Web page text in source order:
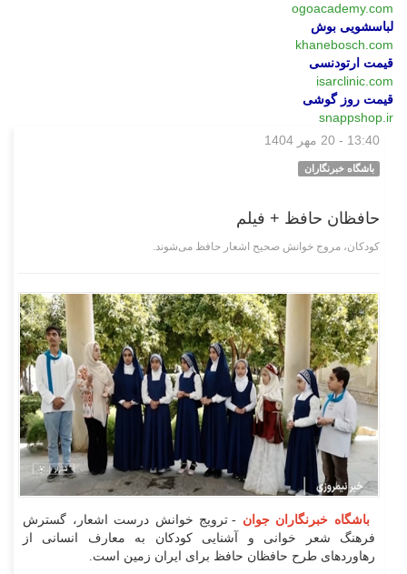
ogoacademy.com
لباسشویی بوش
khanebosch.com
قیمت ارتودنسی
isarclinic.com
قیمت روز گوشی
snappshop.ir
13:40 - 20 مهر 1404
باشگاه خبرنگاران
حافظان حافظ + فیلم
کودکان، مروج خوانش صحیح اشعار حافظ می‌شوند.
باشگاه خبرنگاران جوان - ترویج خوانش درست اشعار، گسترش
فرهنگ شعر خوانی و آشنایی کودکان به معارف انسانی از
رهاورد‌های طرح حافظان حافظ برای ایران زمین است.